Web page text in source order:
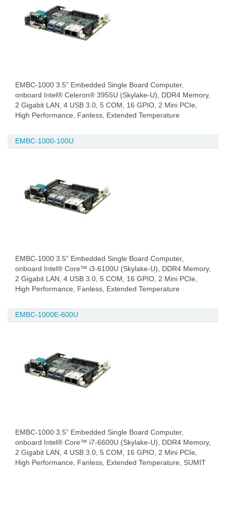
EMBC-1000 3.5” Embedded Single Board Computer,
onboard Intel® Celeron® 3955U (Skylake-U), DDR4 Memory,
2 Gigabit LAN, 4 USB 3.0, 5 COM, 16 GPIO, 2 Mini PCIe,
High Performance, Fanless, Extended Temperature
EMBC-1000-100U
EMBC-1000 3.5” Embedded Single Board Computer,
onboard Intel® Core™ i3-6100U (Skylake-U), DDR4 Memory,
2 Gigabit LAN, 4 USB 3.0, 5 COM, 16 GPIO, 2 Mini PCIe,
High Performance, Fanless, Extended Temperature
EMBC-1000E-600U
EMBC-1000 3.5” Embedded Single Board Computer,
onboard Intel® Core™ i7-6600U (Skylake-U), DDR4 Memory,
2 Gigabit LAN, 4 USB 3.0, 5 COM, 16 GPIO, 2 Mini PCIe,
High Performance, Fanless, Extended Temperature, SUMIT